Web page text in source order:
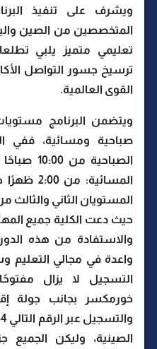
ويشرف على تنفيذ
المتخصصين من الصين
تعليمي متميز يلبي
ترسيخ جسور التواصل
القوى العالمية.
ويتضمن البرنامج
صباحية ومسائية، ففي
حيث دعت الكلية جميع
والاستفادة من هذه
واعدة في مجالي
التسجيل لا يزال
خورمكسر بجانب جولة
الصينية، وليكن